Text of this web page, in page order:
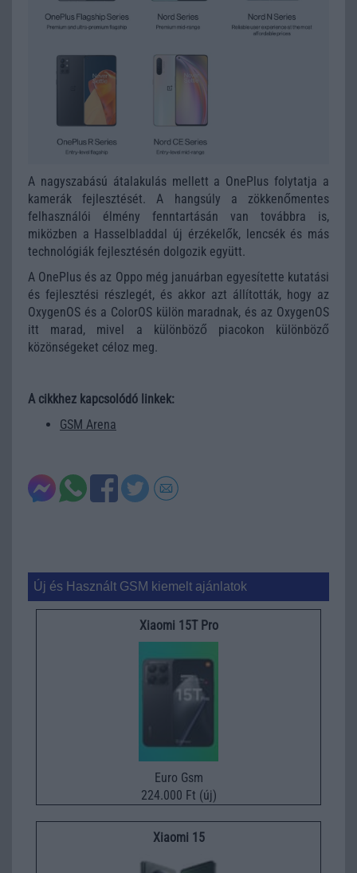
A nagyszabású átalakulás mellett a OnePlus folytatja a
kamerák fejlesztését. A hangsúly a zökkenőmentes
felhasználói élmény fenntartásán van továbbra is,
miközben a Hasselbladdal új érzékelők, lencsék és más
technológiák fejlesztésén dolgozik együtt.
A OnePlus és az Oppo még januárban egyesítette kutatási
és fejlesztési részlegét, és akkor azt állították, hogy az
OxygenOS és a ColorOS külön maradnak, és az OxygenOS
itt marad, mivel a különböző piacokon különböző
közönségeket céloz meg.
A cikkhez kapcsolódó linkek:
GSM Arena
Új és Használt GSM kiemelt ajánlatok
Xiaomi 15T Pro
Euro Gsm
224.000 Ft (új)
Xiaomi 15